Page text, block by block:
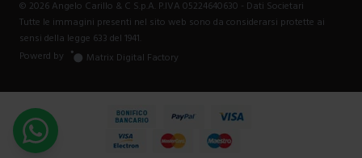
© 2026 Angelo Carillo & C S.p.A. P.IVA 05224640630 - Dati Societari
Tutte le immagini presenti nel sito web sono da considerarsi protette ai
sensi della legge 633 del 1941.
Powerd by
Matrix Digital Factory